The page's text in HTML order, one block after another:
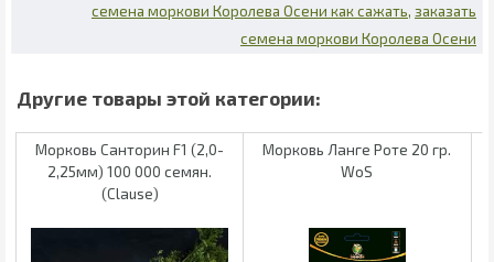
семена моркови Королева Осени как сажать заказать
семена моркови Королева Осени
Морковь Санторин F1 (2,0-
2,25мм) 100 000 семян.
(Clause)
Морковь Ланге Роте 20 гр.
WoS